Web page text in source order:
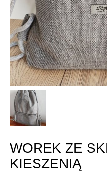
WOREK ZE
KIESZENIĄ